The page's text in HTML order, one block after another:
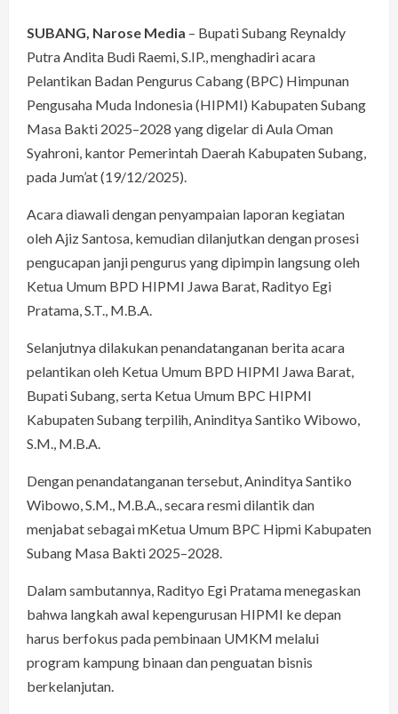
SUBANG, Narose Media – Bupati Subang Reynaldy
Putra Andita Budi Raemi, S.IP., menghadiri acara
Pelantikan Badan Pengurus Cabang (BPC) Himpunan
Pengusaha Muda Indonesia (HIPMI) Kabupaten Subang
Masa Bakti 2025–2028 yang digelar di Aula Oman
Syahroni, kantor Pemerintah Daerah Kabupaten Subang,
pada Jum’at (19/12/2025).
Acara diawali dengan penyampaian laporan kegiatan
oleh Ajiz Santosa, kemudian dilanjutkan dengan prosesi
pengucapan janji pengurus yang dipimpin langsung oleh
Ketua Umum BPD HIPMI Jawa Barat, Radityo Egi
Pratama, S.T., M.B.A.
Selanjutnya dilakukan penandatanganan berita acara
pelantikan oleh Ketua Umum BPD HIPMI Jawa Barat,
Bupati Subang, serta Ketua Umum BPC HIPMI
Kabupaten Subang terpilih, Aninditya Santiko Wibowo,
S.M., M.B.A.
Dengan penandatanganan tersebut, Aninditya Santiko
Wibowo, S.M., M.B.A., secara resmi dilantik dan
menjabat sebagai mKetua Umum BPC Hipmi Kabupaten
Subang Masa Bakti 2025–2028.
Dalam sambutannya, Radityo Egi Pratama menegaskan
bahwa langkah awal kepengurusan HIPMI ke depan
harus berfokus pada pembinaan UMKM melalui
program kampung binaan dan penguatan bisnis
berkelanjutan.